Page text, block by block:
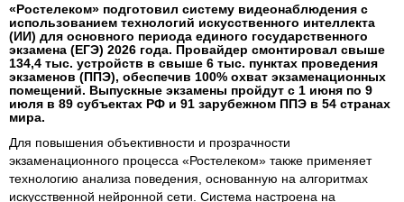
«Ростелеком» подготовил систему видеонаблюдения с
использованием технологий искусственного интеллекта
(ИИ) для основного периода единого государственного
экзамена (ЕГЭ) 2026 года. Провайдер смонтировал свыше
134,4 тыс. устройств в свыше 6 тыс. пунктах проведения
экзаменов (ППЭ), обеспечив 100% охват экзаменационных
помещений. Выпускные экзамены пройдут с 1 июня по 9
июля в 89 субъектах РФ и 91 зарубежном ППЭ в 54 странах
мира.
Для повышения объективности и прозрачности
экзаменационного процесса «Ростелеком» также применяет
технологию анализа поведения, основанную на алгоритмах
искусственной нейронной сети. Система настроена на